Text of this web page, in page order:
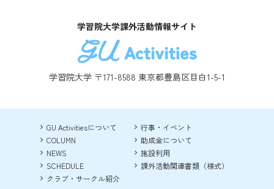
学習院大学課外活動情報サイト
学習院大学 〒171-8588 東京都豊島区目白1-5-1
GU Activitiesについて
COLUMN
NEWS
SCHEDULE
クラブ・サークル紹介
行事・イベント
助成金について
施設利用
課外活動関連書類（様式）